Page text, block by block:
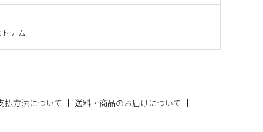
ナム
払方法について
送料・商品のお届けについて